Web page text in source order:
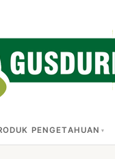
PENGETAHUAN